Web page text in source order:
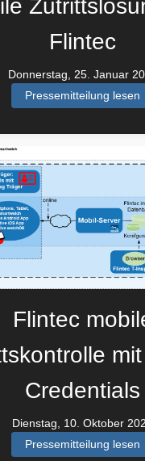
Flintec
Donnerstag, 25. Januar
Pressemitteilung lesen
Flintec
Credentials
Dienstag, 10. Oktober
Pressemitteilung lesen